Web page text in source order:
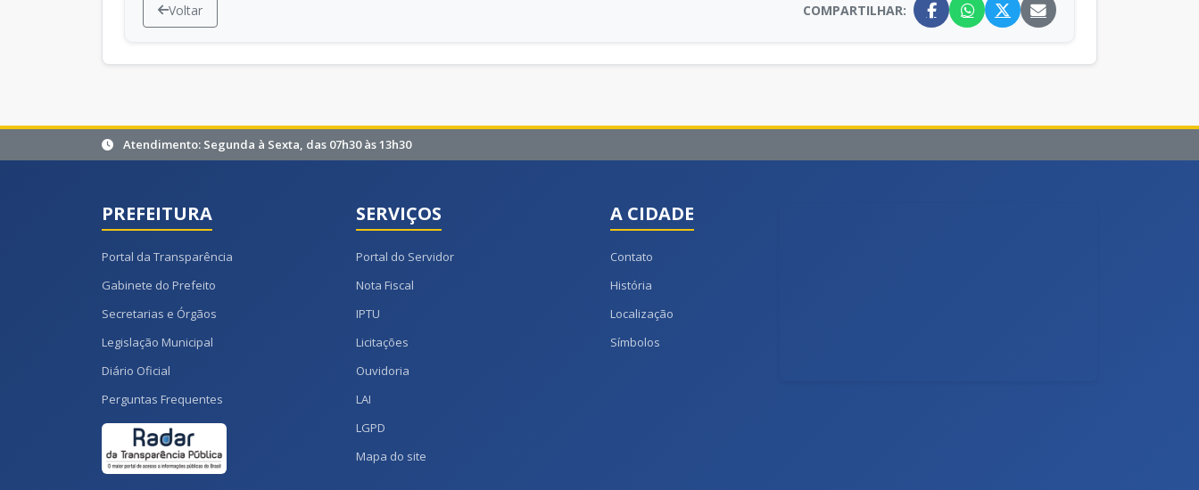
Voltar COMPARTILHAR:
Atendimento: Segunda à Sexta, das 07h30 às 13h30
PREFEITURA
Portal da Transparência
Gabinete do Prefeito
Secretarias e Órgãos
Legislação Municipal
Diário Oficial
Perguntas Frequentes
SERVIÇOS
Portal do Servidor
Nota Fiscal
IPTU
Licitações
Ouvidoria
LAI
LGPD
Mapa do site
A CIDADE
Contato
História
Localização
Símbolos